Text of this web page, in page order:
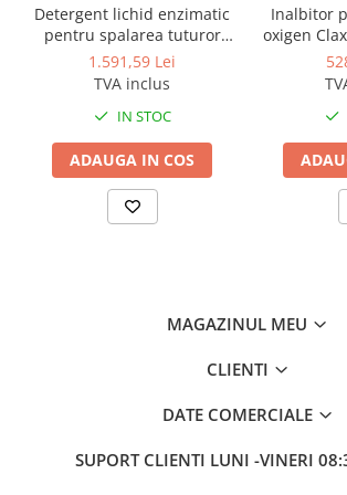
Detergent lichid enzimatic
pentru spalarea tuturor
tipurilor de tesaturi Clax
Mild 33B1, 20L
1.591,59 Lei
TVA inclus
IN STOC
ADAUGA IN COS
Inalbitor
oxigen
MAGAZINUL MEU
CLIENTI
DATE COMERCIALE
SUPORT CLIENTI LUNI -VINERI